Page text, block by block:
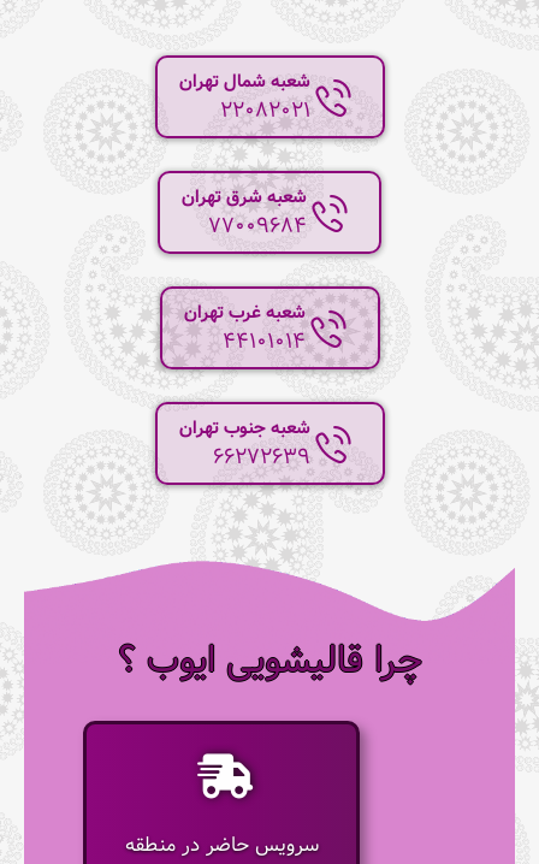
شعبه شمال تهران
22082021
شعبه شرق تهران
77009684
شعبه غرب تهران
44101014
شعبه جنوب تهران
66272639
چرا قالیشویی ایوب ؟
سرویس حاضر در منطقه